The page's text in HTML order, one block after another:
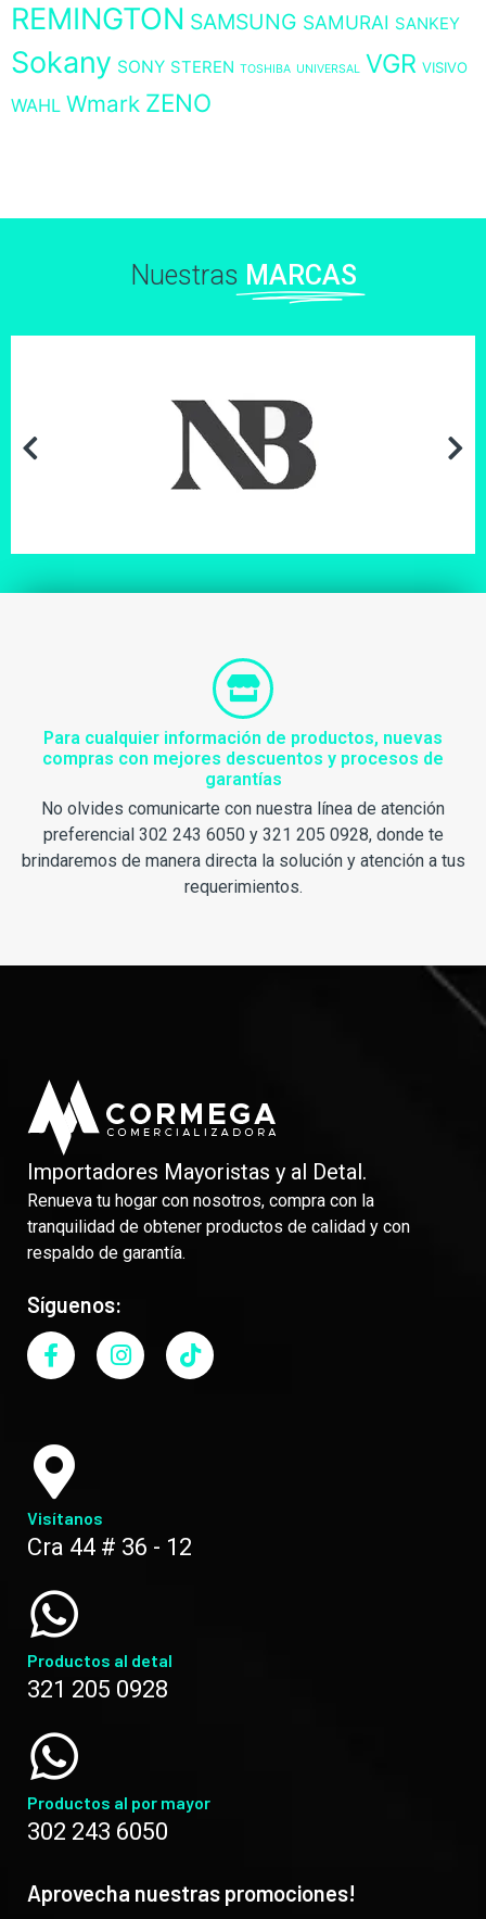
REMINGTON SAMSUNG SAMURAI SANKEY
Sokany SONY STEREN TOSHIBA UNIVERSAL VGR VISIVO
WAHL Wmark ZENO
Nuestras MARCAS
Para cualquier información de productos, nuevas
compras con mejores descuentos y procesos de
garantías
No olvides comunicarte con nuestra línea de atención
preferencial 302 243 6050 y 321 205 0928, donde te
brindaremos de manera directa la solución y atención a tus
requerimientos.
Importadores Mayoristas y al Detal.
Renueva tu hogar con nosotros, compra con la
tranquilidad de obtener productos de calidad y con
respaldo de garantía.
Síguenos:
Visítanos
Cra 44 # 36 - 12
Productos al detal
321 205 0928
Productos al por mayor
302 243 6050
Aprovecha nuestras promociones!